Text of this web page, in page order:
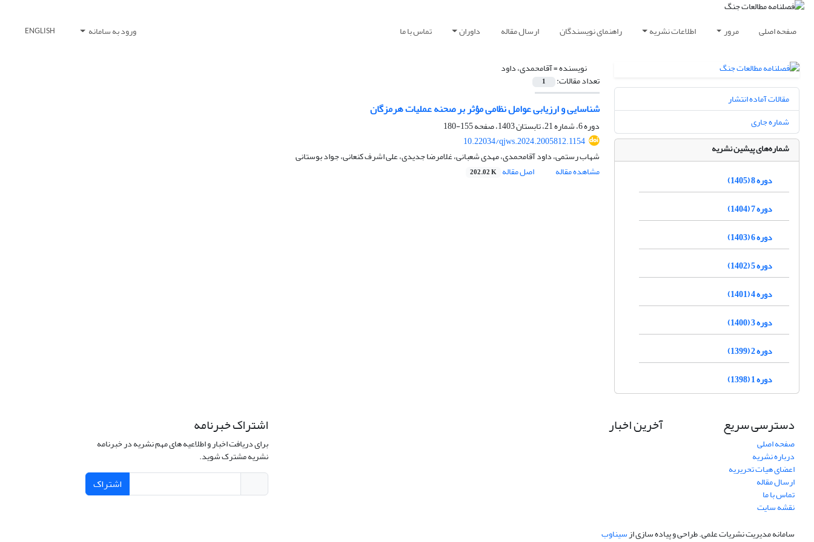
صفحه اصلی مرور اطلاعات نشریه راهنمای نویسندگان ارسال مقاله داوران تماس با ما ورود به سامانه ENGLISH
نویسنده =آقامحمدی، داود
تعداد مقالات: 1
شناسایی و ارزیابی عوامل نظامی مؤثر بر صحنه عملیات هرمزگان
دوره 6، شماره 21، تابستان 1403، صفحه
155-180
10.22034/qjws.2024.2005812.1154
شهاب رستمی، داود آقامحمدی، مهدی شعبانی، غلامرضا جدیدی، علی اشرف کنعانی، جواد بوستانی
مشاهده مقاله
اصل مقاله 202.02 K
مقالات آماده انتشار
شماره جاری
شماره‌های پیشین نشریه
دوره 8 (1405)
دوره 7 (1404)
دوره 6 (1403)
دوره 5 (1402)
دوره 4 (1401)
دوره 3 (1400)
دوره 2 (1399)
دوره 1 (1398)
دسترسی سریع
صفحه اصلی
درباره نشریه
اعضای هیات تحریریه
ارسال مقاله
تماس با ما
نقشه سایت
آخرین اخبار اشتراک خبرنامه
برای دریافت اخبار و اطلاعیه های مهم نشریه در خبرنامه
نشریه مشترک شوید.
اشتراک
سامانه مدیریت نشریات علمی.طراحی و پیاده سازی ازسیناوب